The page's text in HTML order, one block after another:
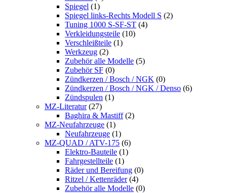
Spiegel (1)
Spiegel links-Rechts Modell S (2)
Tuning 1000 S-SF-ST (4)
Verkleidungsteile (10)
Verschleißteile (1)
Werkzeug (2)
Zubehör alle Modelle (5)
Zubehör SF (0)
Zündkerzen / Bosch / NGK (0)
Zündkerzen / Bosch / NGK / Denso (6)
Zündspulen (1)
MZ-Literatur (27)
Baghira & Mastiff (2)
MZ-Neufahrzeuge (1)
Neufahrzeuge (1)
MZ-QUAD / ATV-175 (6)
Elektro-Bauteile (1)
Fahrgestellteile (1)
Räder und Bereifung (0)
Ritzel / Kettenräder (4)
Zubehör alle Modelle (0)